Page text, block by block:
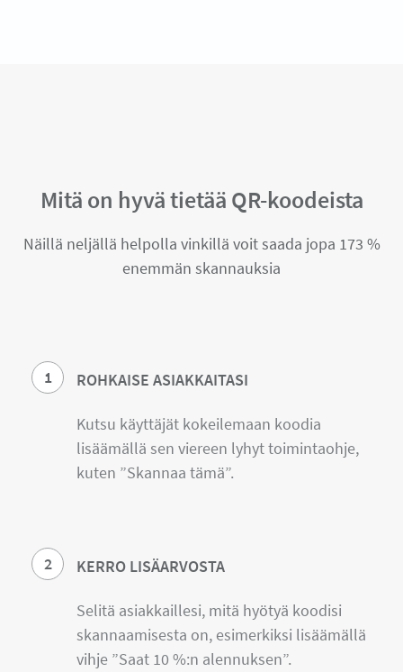
Mitä on hyvä tietää QR-koodeista
Näillä neljällä helpolla vinkillä voit saada jopa 173 %
enemmän skannauksia
1 ROHKAISE ASIAKKAITASI
Kutsu käyttäjät kokeilemaan koodia
lisäämällä sen viereen lyhyt toimintaohje,
kuten ”Skannaa tämä”.
2 KERRO LISÄARVOSTA
Selitä asiakkaillesi, mitä hyötyä koodisi
skannaamisesta on, esimerkiksi lisäämällä
vihje ”Saat 10 %:n alennuksen”.